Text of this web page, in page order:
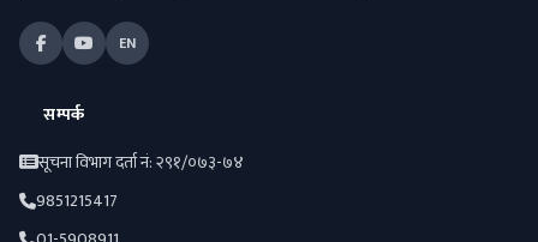
EN
सम्पर्क
सूचना विभाग दर्ता नं: २९१/०७३-७४
9851215417